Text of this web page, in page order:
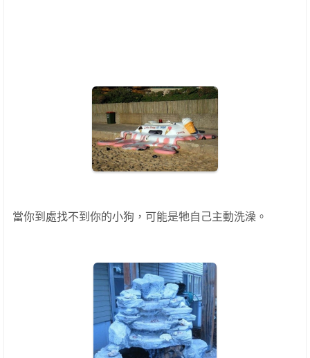
當你到處找不到你的小狗，可能是牠自己主動洗澡。